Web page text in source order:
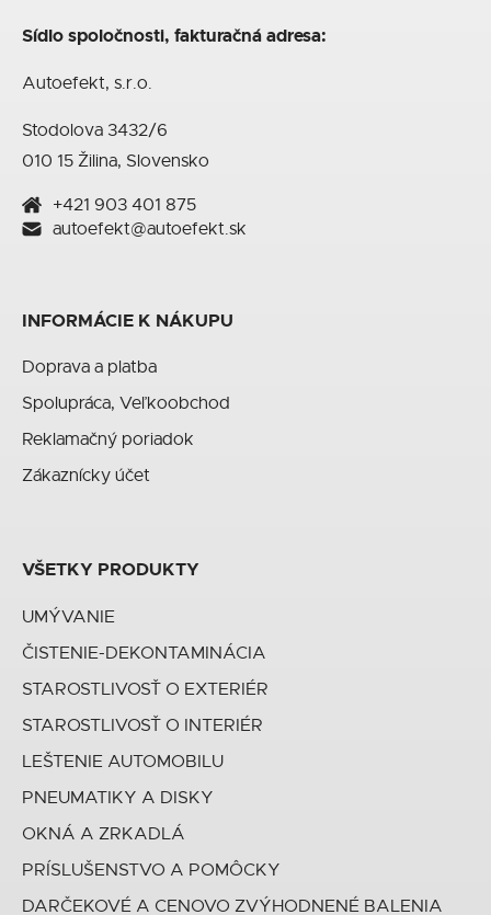
Sídlo spoločnosti, fakturačná adresa:
Autoefekt, s.r.o.
Stodolova 3432/6
010 15 Žilina, Slovensko
+421 903 401 875
autoefekt@autoefekt.sk
INFORMÁCIE K NÁKUPU
Doprava a platba
Spolupráca, Veľkoobchod
Reklamačný poriadok
Zákaznícky účet
VŠETKY PRODUKTY
UMÝVANIE
ČISTENIE-DEKONTAMINÁCIA
STAROSTLIVOSŤ O EXTERIÉR
STAROSTLIVOSŤ O INTERIÉR
LEŠTENIE AUTOMOBILU
PNEUMATIKY A DISKY
OKNÁ A ZRKADLÁ
PRÍSLUŠENSTVO A POMÔCKY
DARČEKOVÉ A CENOVO ZVÝHODNENÉ BALENIA